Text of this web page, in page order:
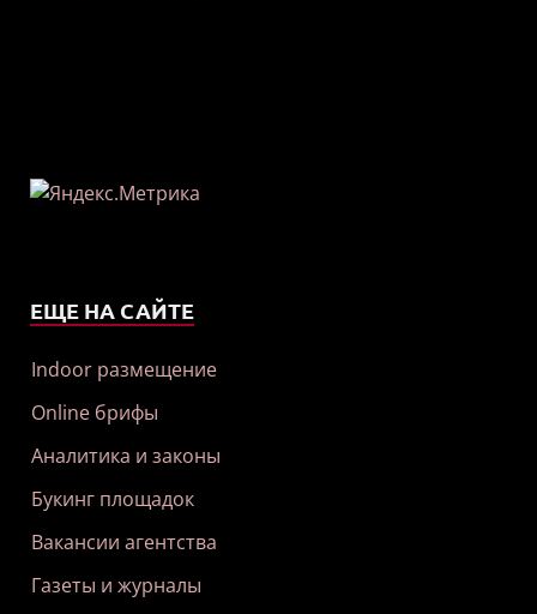
ЕЩЕ НА САЙТЕ
Indoor размещение
Online брифы
Аналитика и законы
Букинг площадок
Вакансии агентства
Газеты и журналы